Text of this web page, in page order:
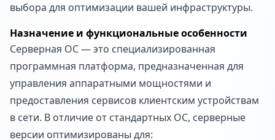
выбора для оптимизации вашей инфраструктуры.
Назначение и функциональные особенности
Серверная ОС — это специализированная
программная платформа, предназначенная для
управления аппаратными мощностями и
предоставления сервисов клиентским устройствам
в сети. В отличие от стандартных ОС, серверные
версии оптимизированы для: